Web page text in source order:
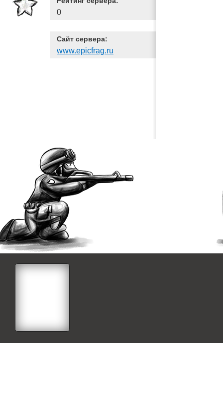
0
Сайт сервера:
www.epicfrag.ru